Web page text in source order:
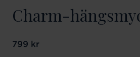
Charm-
Pris :799 kr
799 kr